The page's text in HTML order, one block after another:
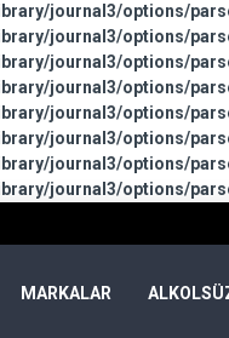
journal3/options/
journal3/options/
journal3/options/
journal3/options/
journal3/options/
journal3/options/
journal3/options/
journal3/options/
MARKALAR